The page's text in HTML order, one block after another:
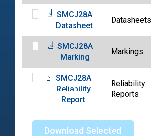
SMCJ28A
Datasheet
Datasheets
SMCJ28A
Marking
Markings
SMCJ28A
Reliability
Report
Reliability
Reports
Download Selected